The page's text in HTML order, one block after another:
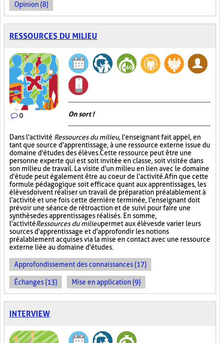
Opinion (8)
RESSOURCES DU MILIEU
0 On sort !
Dans l'activité Ressources du milieu, l'enseignant fait appel, en
tant que source d'apprentissage, à une ressource externe issue du
domaine d'études des élèves. Cette ressource peut être une
personne experte qui est soit invitée en classe, soit visitée dans
son milieu de travail. La visite d'un milieu en lien avec le domaine
d'étude peut également être au coeur de l'activité. Afin que cette
formule pédagogique soit efficace quant aux apprentissages, les
élèves doivent réaliser un travail de préparation préalablement à
l'activité et une fois cette dernière terminée, l'enseignant doit
prévoir une séance de rétroaction et de suivi pour faire une
synthèse des apprentissages réalisés. En somme,
l'activitéRessources du milieupermet aux élèves de varier leurs
sources d'apprentissage et d'approfondir les notions
préalablement acquises via la mise en contact avec une ressource
externe liée au domaine d'études.
Approfondissement des connaissances (17)
Échanges (13) Mise en application (9)
INTERVIEW